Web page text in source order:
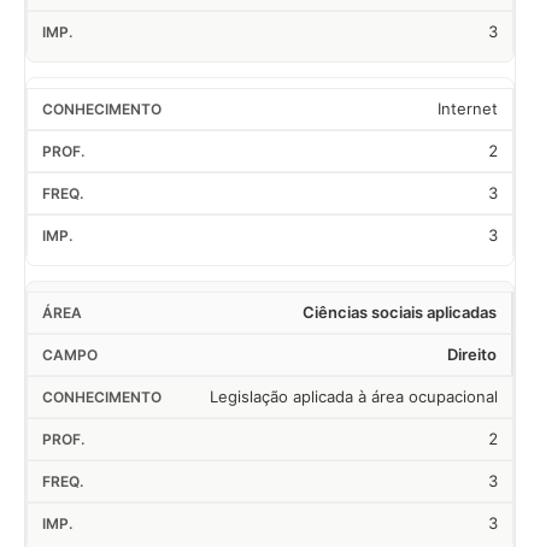
3
Internet
2
3
3
Ciências sociais aplicadas
Direito
Legislação aplicada à área ocupacional
2
3
3